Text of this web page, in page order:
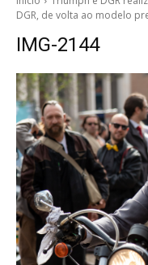
DGR, de volta ao modelo
IMG-2144